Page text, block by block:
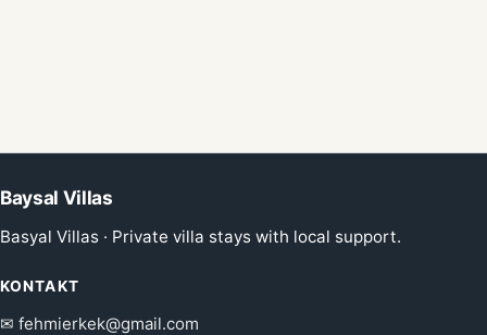
Baysal Villas
Basyal Villas · Private villa stays with local support.
KONTAKT
✉ fehmierkek@gmail.com